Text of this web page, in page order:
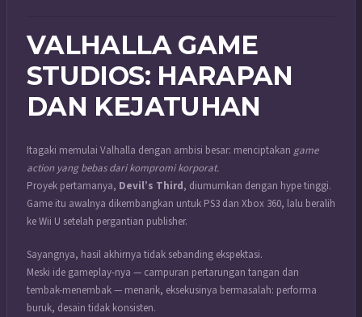
VALHALLA GAME
STUDIOS: HARAPAN
DAN KEJATUHAN
Itagaki memulai Valhalla dengan ambisi besar: menciptakan game
action yang bebas dari kompromi korporat.
Proyek pertamanya, Devil’s Third, diumumkan dengan hype tinggi.
Game itu awalnya dikembangkan untuk PS3 dan Xbox 360, lalu beralih
ke Wii U setelah pergantian publisher.
Sayangnya, hasil akhirnya tidak sebanding ekspektasi.
Meski ide gameplay-nya — campuran pertarungan tangan dan
tembak-menembak — menarik, eksekusinya bermasalah: performa
buruk, desain tidak konsisten.